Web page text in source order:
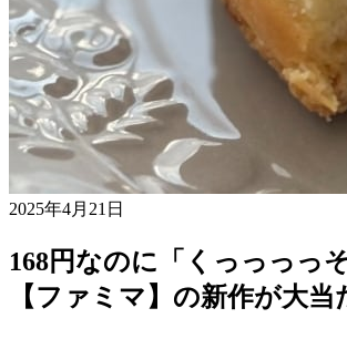
2025年4月21日
168円なのに「くっっっっ
【ファミマ】の新作が大当